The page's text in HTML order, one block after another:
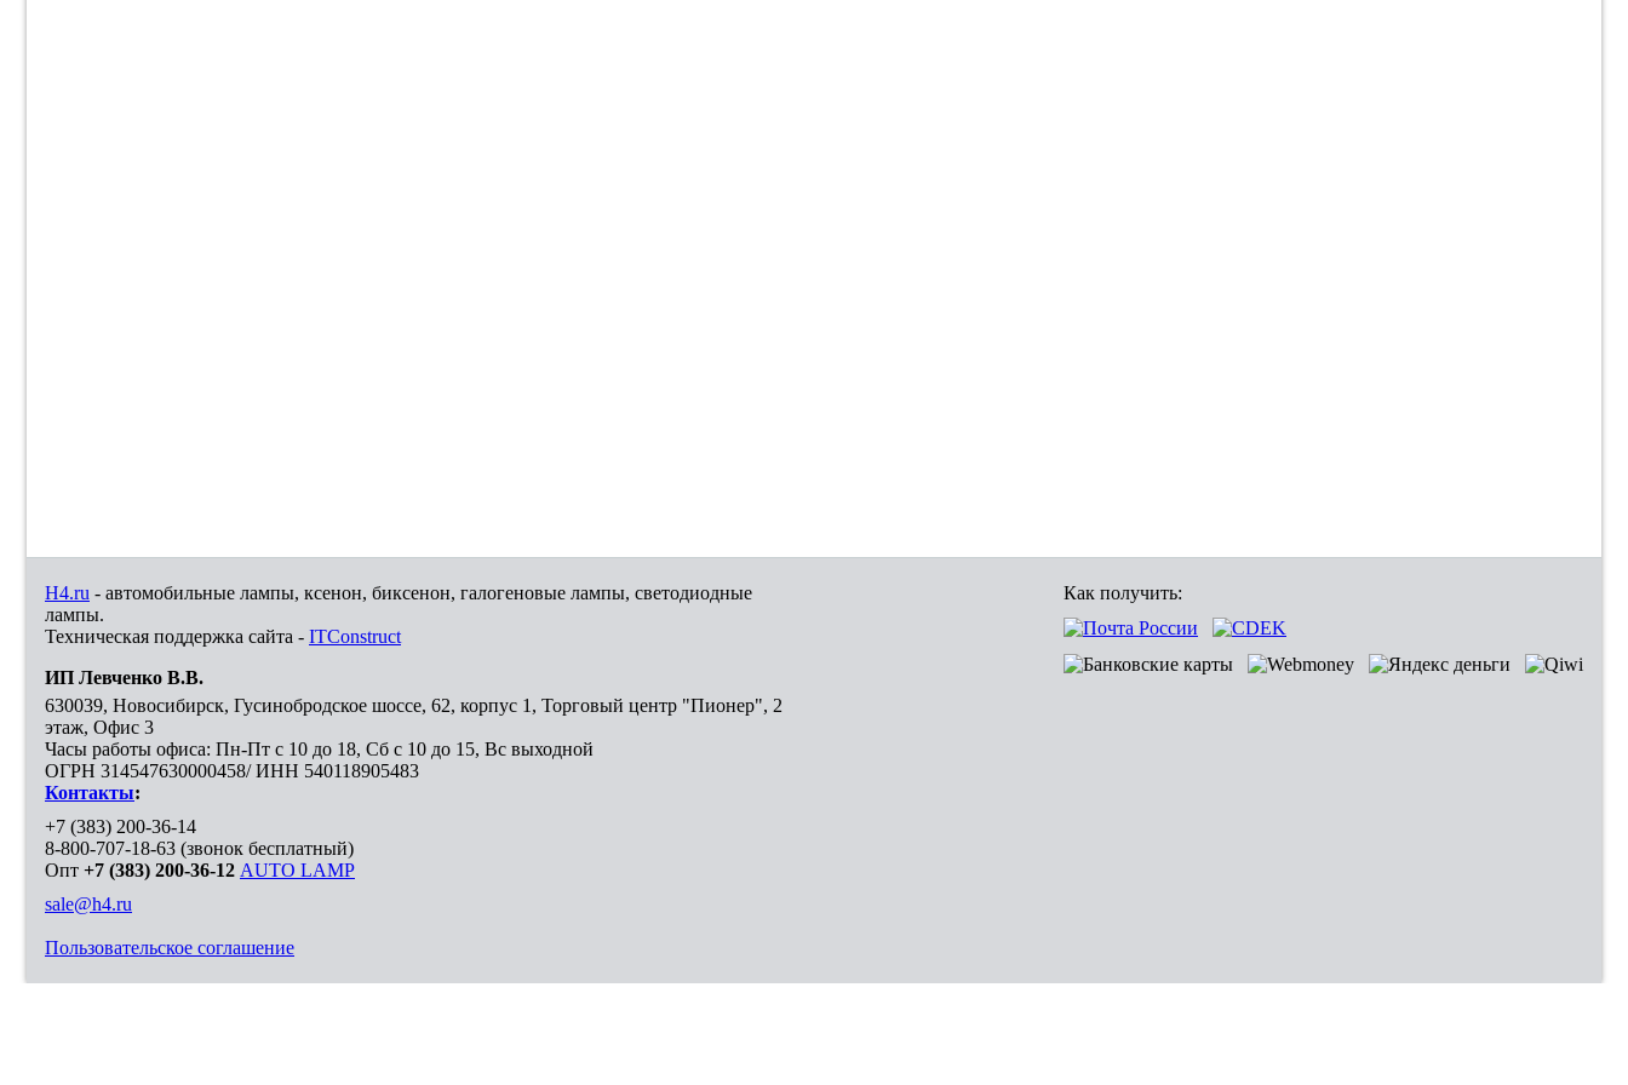
H4.ru - автомобильные лампы, ксенон, биксенон, галогеновые лампы, светодиодные
лампы.
Техническая поддержка сайта - ITConstruct
ИП Левченко В.В.
630039, Новосибирск, Гусинобродское шоссе, 62, корпус 1, Торговый центр "Пионер", 2
этаж, Офис 3
Часы работы офиса: Пн-Пт с 10 до 18, Сб с 10 до 15, Вс выходной
ОГРН 314547630000458/ ИНН 540118905483
Контакты:
+7 (383) 200-36-14
8-800-707-18-63 (звонок бесплатный)
Опт +7 (383) 200-36-12 AUTO LAMP
sale@h4.ru
Пользовательское соглашение
Как получить: